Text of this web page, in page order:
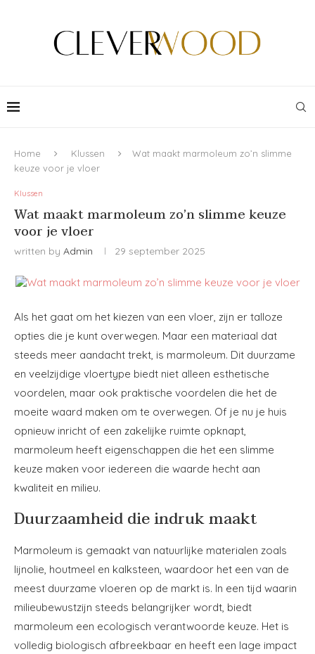
Home Klussen
Wat maakt marmoleum zo’n slimme
keuze voor je vloer
Klussen
Wat maakt marmoleum zo’n slimme keuze
voor je vloer
written by Admin 29 september 2025
Als het gaat om het kiezen van een vloer, zijn er talloze
opties die je kunt overwegen. Maar een materiaal dat
steeds meer aandacht trekt, is marmoleum. Dit duurzame
en veelzijdige vloertype biedt niet alleen esthetische
voordelen, maar ook praktische voordelen die het de
moeite waard maken om te overwegen. Of je nu je huis
opnieuw inricht of een zakelijke ruimte opknapt,
marmoleum heeft eigenschappen die het een slimme
keuze maken voor iedereen die waarde hecht aan
kwaliteit en milieu.
Duurzaamheid die indruk maakt
Marmoleum is gemaakt van natuurlijke materialen zoals
lijnolie, houtmeel en kalksteen, waardoor het een van de
meest duurzame vloeren op de markt is. In een tijd waarin
milieubewustzijn steeds belangrijker wordt, biedt
marmoleum een ecologisch verantwoorde keuze. Het is
volledig biologisch afbreekbaar en heeft een lage impact